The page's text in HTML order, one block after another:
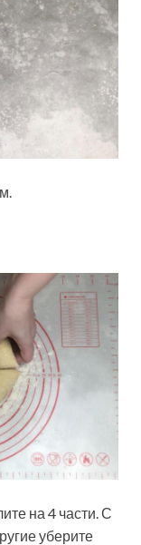
на 4 части. С
уберите